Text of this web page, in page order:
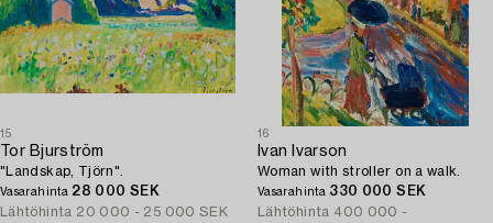
15
Tor Bjurström
"Landskap, Tjörn".
Vasarahinta 28 000 SEK
Lähtöhinta 20 000 - 25 000 SEK
16
Ivan Ivarson
Woman with stroller on a walk.
Vasarahinta 330 000 SEK
Lähtöhinta 400 000 -